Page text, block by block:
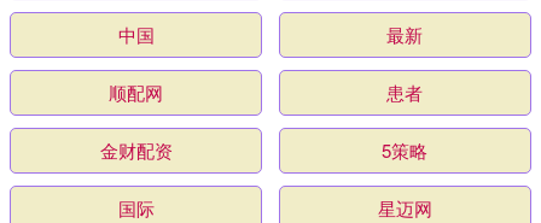
中国 最新
顺配网 患者
金财配资 5策略
国际 星迈网